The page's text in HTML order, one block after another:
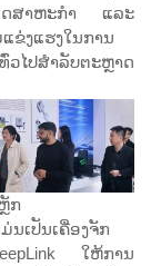
ອຸດສາຫະກຳ ແລະ
ຂ່ງແຮງໃນການ
ໄປສຳລັບຕະຫຼາດ
ກ
ນເປັນເຄື່ອງຈັກ
ໃຫ້ການ